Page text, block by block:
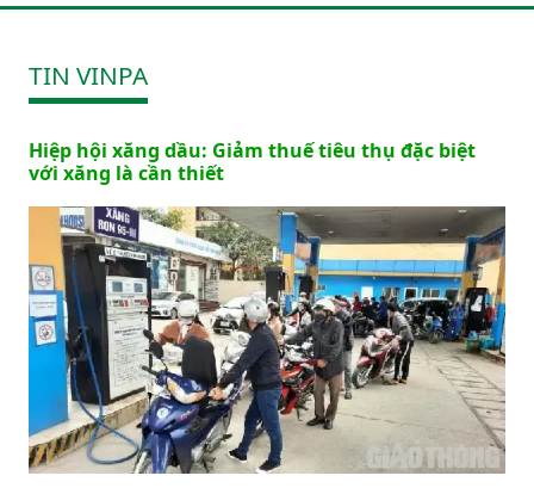
TIN VINPA
Hiệp hội xăng dầu: Giảm thuế tiêu thụ đặc biệt
với xăng là cần thiết